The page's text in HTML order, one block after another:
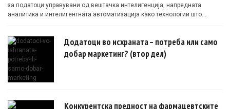
за податоци управувани од вештачка интелигенција, напредната
аналитика и интелигентната автоматизација како технологии што
Додатоци во исхраната – потреба или само
добар маркетинг? (втор дел)
Конкурентска предност на фармацевтските